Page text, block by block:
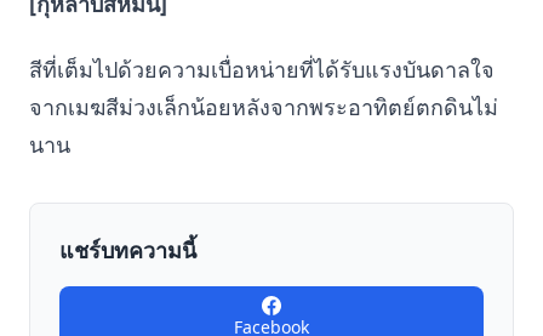
สีที่เต็มไปด้วยความเบื่อหน่ายที่ได้รับแรงบันดาลใจ
จากเมฆสีม่วงเล็กน้อยหลังจากพระอาทิตย์ตกดินไม่
นาน
แชร์บทความนี้
Facebook